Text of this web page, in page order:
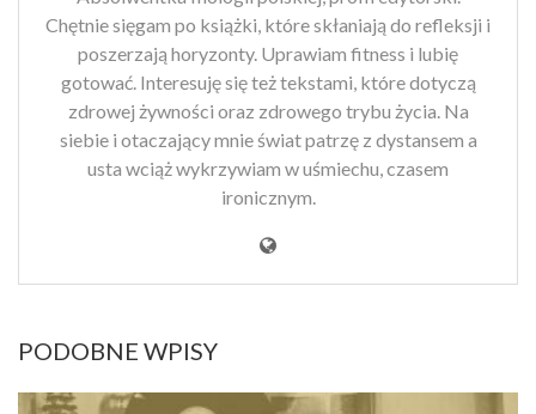
Chętnie sięgam po książki, które skłaniają do refleksji i
poszerzają horyzonty. Uprawiam fitness i lubię
gotować. Interesuję się też tekstami, które dotyczą
zdrowej żywności oraz zdrowego trybu życia. Na
siebie i otaczający mnie świat patrzę z dystansem a
usta wciąż wykrzywiam w uśmiechu, czasem
ironicznym.
PODOBNE WPISY